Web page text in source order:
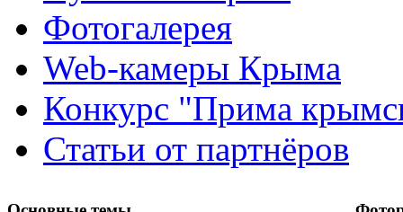
Фотогалерея
Web-камеры Крыма
Конкурс "Прима
Статьи от партнёров